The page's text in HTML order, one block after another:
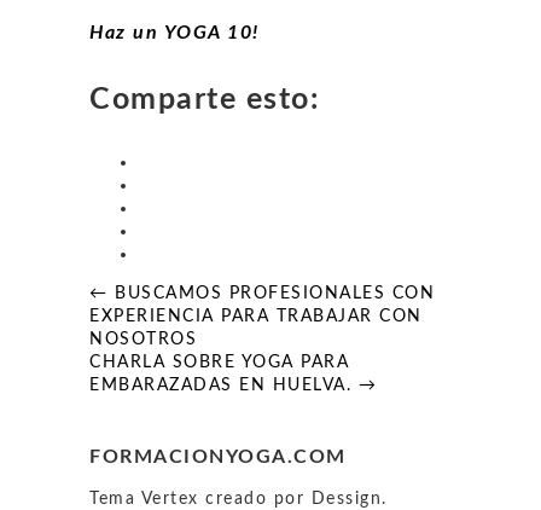
Haz un YOGA 10!
Comparte esto:
Navegación
de
entradas
← BUSCAMOS PROFESIONALES CON
EXPERIENCIA PARA TRABAJAR CON
NOSOTROS
CHARLA SOBRE YOGA PARA
EMBARAZADAS EN HUELVA. →
FORMACIONYOGA.COM
Tema Vertex creado por Dessign.